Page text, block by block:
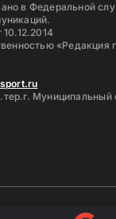
в Федеральной
«Редакция
Муниципальный